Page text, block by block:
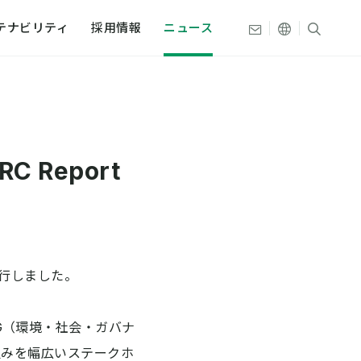
ナビリティ
データ
採用情報 ニュース お問い合わせ
その他の言
Report
ました。
環境・社会・ガバナ
を幅広いステークホ